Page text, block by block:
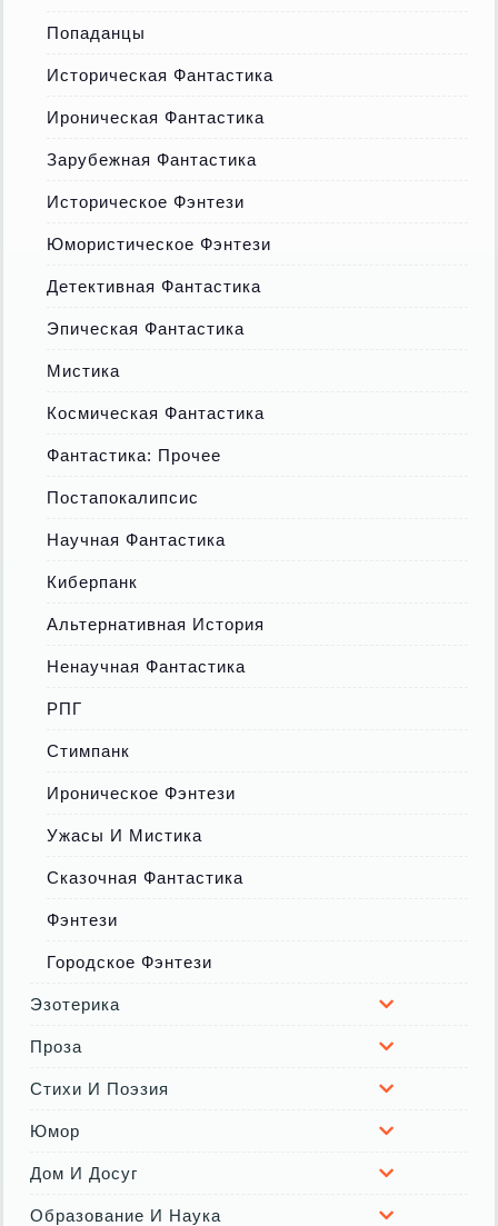
Попаданцы
Историческая Фантастика
Ироническая Фантастика
Зарубежная Фантастика
Историческое Фэнтези
Юмористическое Фэнтези
Детективная Фантастика
Эпическая Фантастика
Мистика
Космическая Фантастика
Фантастика: Прочее
Постапокалипсис
Научная Фантастика
Киберпанк
Альтернативная История
Ненаучная Фантастика
РПГ
Стимпанк
Ироническое Фэнтези
Ужасы И Мистика
Сказочная Фантастика
Фэнтези
Городское Фэнтези
Эзотерика
Проза
Стихи И Поэзия
Юмор
Дом И Досуг
Образование И Наука